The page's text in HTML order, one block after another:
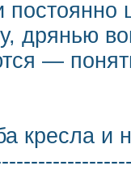
дрянью
—
кресла и